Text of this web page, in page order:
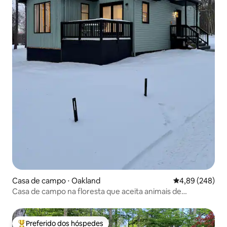
Casa de campo ⋅ Oakland 4,89 de uma
4,89 (248)
Casa de campo na floresta que aceita animais de
Preferido dos hóspedes